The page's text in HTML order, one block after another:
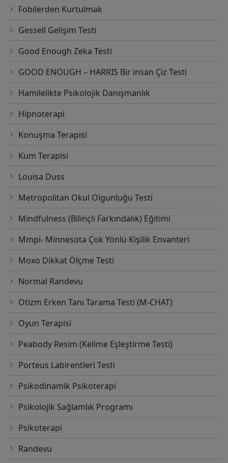
Fobilerden Kurtulmak
Gessell Gelişim Testi
Good Enough Zeka Testi
GOOD ENOUGH – HARRIS Bir insan Çiz Testi
Hamilelikte Psikolojik Danışmanlık
Hipnoterapi
Konuşma Terapisi
Kum Terapisi
Louisa Duss
Metropolitan Okul Olgunluğu Testi
Mindfulness (Bilinçli Farkındalık) Eğitimi
Mmpi- Minnesota Çok Yönlü Kişilik Envanteri
Moxo Dikkat Ölçme Testi
Normal Randevu
Otizm Erken Tanı Tarama Testi (M-CHAT)
Oyun Terapisi
Peabody Resim (Kelime Eşleştirme Testi)
Porteus Labirentleri Testi
Psikodinamik Psikoterapi
Psikolojik Sağlamlık Programı
Psikoterapi
Randevu